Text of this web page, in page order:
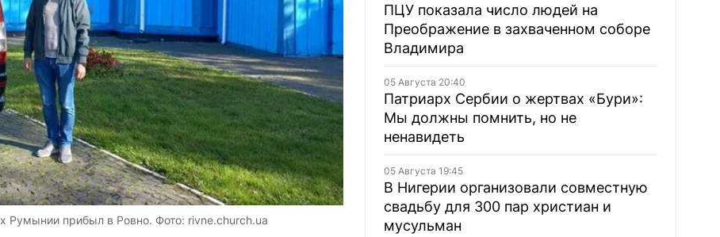
прибыл в Ровно. Фото: rivne.church.ua
ПЦУ показала число людей на
Преображение в захваченном соборе
Владимира
05 Августа 20:40
Патриарх Сербии о жертвах «Бури»:
Мы должны помнить, но не
ненавидеть
05 Августа 19:45
В Нигерии организовали совместную
свадьбу для 300 пар христиан и
мусульман